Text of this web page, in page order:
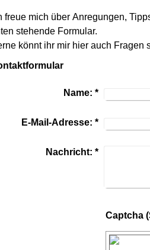
freue mich über Anregungen,
stehende Formular.
könnt ihr mir hier auch Fragen
Name: *
E-Mail-Adresse: *
Nachricht: *